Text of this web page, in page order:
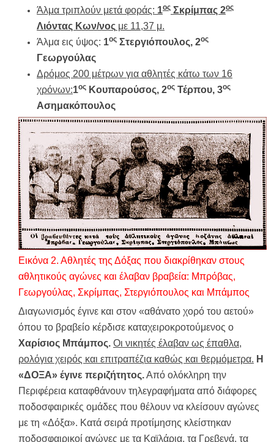
Άλμα τριπλούν μετά φοράς: 1ος Σκρίμπας 2ος
Λιόντας Κων/νος με 11,37 μ.
Άλμα εις ύψος: 1ος Στεργιόπουλος, 2ος
Γεωργούλας
Δρόμος 200 μέτρων για αθλητές κάτω των 16
χρόνων:1ος Κουπαρούσος, 2ος Τέρπου, 3ος
Ασημακόπουλος
Εικόνα 2. Αθλητές της Δόξας που διακρίθηκαν στους
αθλητικούς αγώνες και έλαβαν βραβεία: Μπρόβας,
Γεωργούλας, Σκρίμπας, Στεργιόπουλος και Μπάμπος
Διαγωνισμός έγινε και στον «αθάνατο χορό του αετού»
όπου το βραβείο κέρδισε καταχειροκροτούμενος ο
Χαρίσιος Μπάμπος. Οι νικητές έλαβαν ως έπαθλα,
ρολόγια χειρός και επιτραπέζια καθώς και θερμόμετρα. Η
«ΔΟΞΑ» έγινε περιζήτητος.Από ολόκληρη την
Περιφέρεια καταφθάνουν τηλεγραφήματα από διάφορες
ποδοσφαιρικές ομάδες που θέλουν να κλείσουν αγώνες
με τη «Δόξα». Κατά σειρά προτίμησης κλείστηκαν
ποδοσφαιρικοί αγώνες με τα Καϊλάρια, τα Γρεβενά, τα